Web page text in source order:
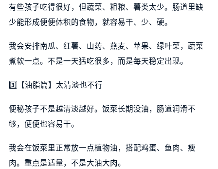
有些孩子吃得很好，但蔬菜、粗粮、薯类太少。肠道里缺
少能形成便便体积的食物，就容易干、少、硬。
我会安排南瓜、红薯、山药、燕麦、苹果、绿叶菜，蔬菜
煮软一点。不是一天猛吃很多，而是每天稳定出现。
3️⃣【油脂篇】太清淡也不行
便秘孩子不是越清淡越好。饭菜长期没油，肠道润滑不
够，便便也容易干。
我会在饭菜里正常放一点植物油，搭配鸡蛋、鱼肉、瘦
肉。重点是适量，不是大油大肉。